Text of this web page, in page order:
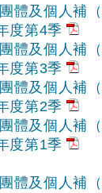
體及個人補
度第4季
體及個人補
度第3季
體及個人補
度第2季
體及個人補
度第1季
體及個人補